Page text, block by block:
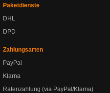
Paketdienste
DHL
DPD
Zahlungsarten
PayPal
Klarna
Ratenzahlung (via PayPal/Klarna)